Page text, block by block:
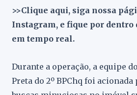
>>Clique aqui, siga nossa
Instagram, e fique por dentro
em tempo real.
Durante a operação, a equipe
Preta do 2º BPChq foi